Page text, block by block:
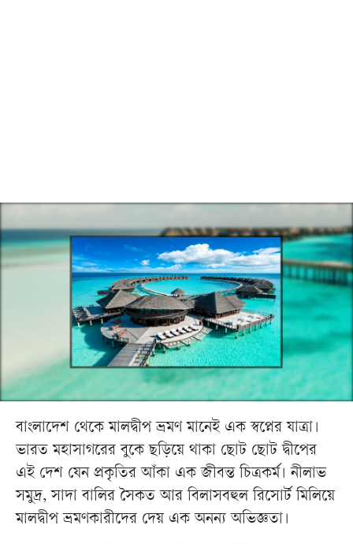
বাংলাদেশ থেকে মালদ্বীপ ভ্রমণ মানেই এক স্বপ্নের যাত্রা।
ভারত মহাসাগরের বুকে ছড়িয়ে থাকা ছোট ছোট দ্বীপের
এই দেশ যেন প্রকৃতির আঁকা এক জীবন্ত চিত্রকর্ম। নীলাভ
সমুদ্র, সাদা বালির সৈকত আর বিলাসবহুল রিসোর্ট মিলিয়ে
মালদ্বীপ ভ্রমণকারীদের দেয় এক অনন্য অভিজ্ঞতা।